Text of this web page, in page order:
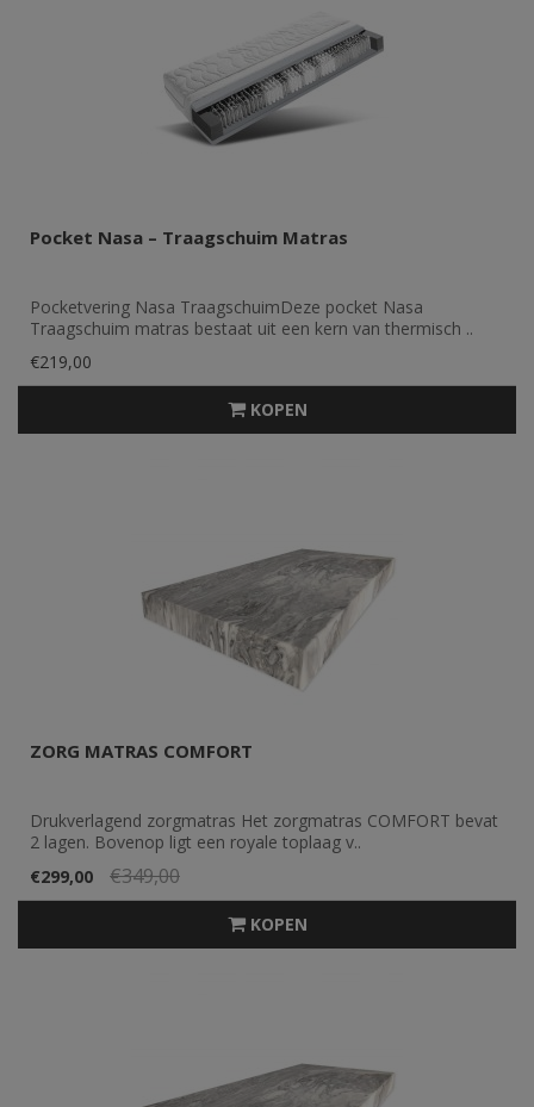
Pocket Nasa – Traagschuim Matras
Pocketvering Nasa TraagschuimDeze pocket Nasa
Traagschuim matras bestaat uit een kern van thermisch ..
€219,00
KOPEN
ZORG MATRAS COMFORT
Drukverlagend zorgmatras Het zorgmatras COMFORT bevat
2 lagen. Bovenop ligt een royale toplaag v..
€299,00
€349,00
KOPEN